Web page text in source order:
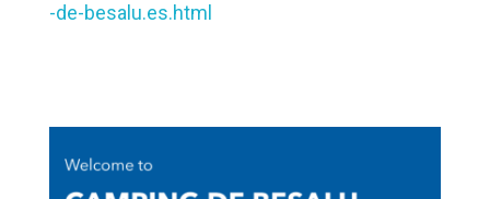
Eng
-de-besalu.es.html